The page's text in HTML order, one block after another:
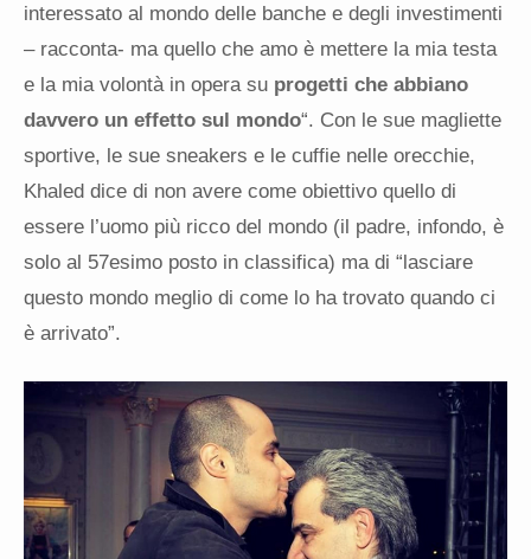
interessato al mondo delle banche e degli investimenti
– racconta- ma quello che amo è mettere la mia testa
e la mia volontà in opera su progetti che abbiano
davvero un effetto sul mondo“. Con le sue magliette
sportive, le sue sneakers e le cuffie nelle orecchie,
Khaled dice di non avere come obiettivo quello di
essere l’uomo più ricco del mondo (il padre, infondo, è
solo al 57esimo posto in classifica) ma di “lasciare
questo mondo meglio di come lo ha trovato quando ci
è arrivato”.